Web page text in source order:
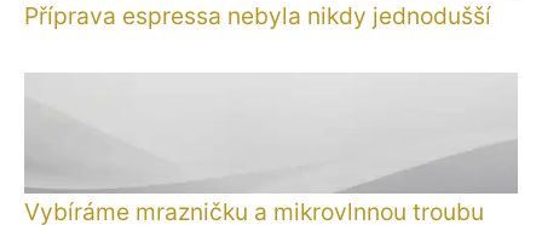
Příprava espressa nebyla nikdy jednodušší
Vybíráme mrazničku a mikrovlnnou troubu